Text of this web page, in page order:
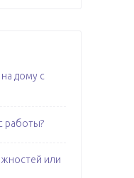
дому с
работы?
или